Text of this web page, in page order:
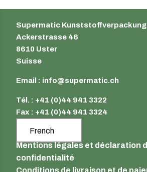
Supermatic
Ackerstrasse 46
8610 Uster
Suisse
Email : info@supermatic.ch
Tél. : +41 (0)44 941 3322
Fax : +41 (0)44 941 3324
French
Mentions légales et déclaration
confidentialité
Conditions de livraison et de